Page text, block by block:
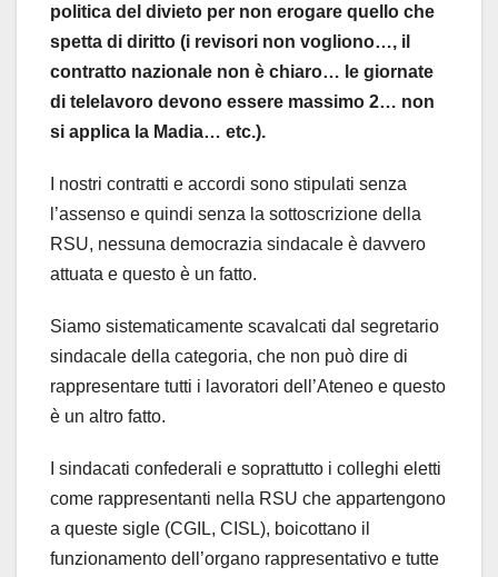
politica del divieto per non erogare quello che
spetta di diritto (i revisori non vogliono…, il
contratto nazionale non è chiaro… le giornate
di telelavoro devono essere massimo 2… non
si applica la Madia… etc.).
I nostri contratti e accordi sono stipulati senza
l’assenso e quindi senza la sottoscrizione della
RSU, nessuna democrazia sindacale è davvero
attuata e questo è un fatto.
Siamo sistematicamente scavalcati dal segretario
sindacale della categoria, che non può dire di
rappresentare tutti i lavoratori dell’Ateneo e questo
è un altro fatto.
I sindacati confederali e soprattutto i colleghi eletti
come rappresentanti nella RSU che appartengono
a queste sigle (CGIL, CISL), boicottano il
funzionamento dell’organo rappresentativo e tutte